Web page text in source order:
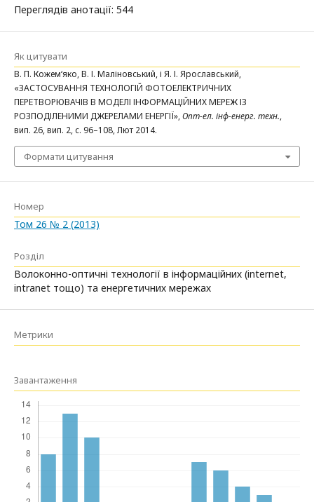
Переглядів анотації: 544
Як цитувати
В. П. Кожем‘яко, В. І. Маліновський, і Я. І. Ярославський,
«ЗАСТОСУВАННЯ ТЕХНОЛОГІЙ ФОТОЕЛЕКТРИЧНИХ
ПЕРЕТВОРЮВАЧІВ В МОДЕЛІ ІНФОРМАЦІЙНИХ МЕРЕЖ ІЗ
РОЗПОДІЛЕНИМИ ДЖЕРЕЛАМИ ЕНЕРГІЇ»,Опт-ел. інф-енерг. техн.,
вип. 26, вип. 2, с. 96–108, Лют 2014.
Формати цитування
Номер
Том 26 № 2 (2013)
Розділ
Волоконно-оптичні технології в інформаційних (internet,
intranet тощо) та енергетичних мережах
Метрики
Завантаження